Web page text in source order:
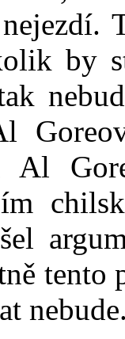
by
Al
tento